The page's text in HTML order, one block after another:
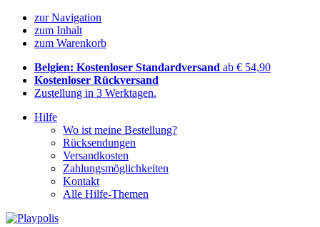
zur Navigation
zum Inhalt
zum Warenkorb
Belgien: Kostenloser Standardversand ab € 54,90
Kostenloser Rückversand
Zustellung in 3 Werktagen.
Hilfe
Wo ist meine Bestellung?
Rücksendungen
Versandkosten
Zahlungsmöglichkeiten
Kontakt
Alle Hilfe-Themen